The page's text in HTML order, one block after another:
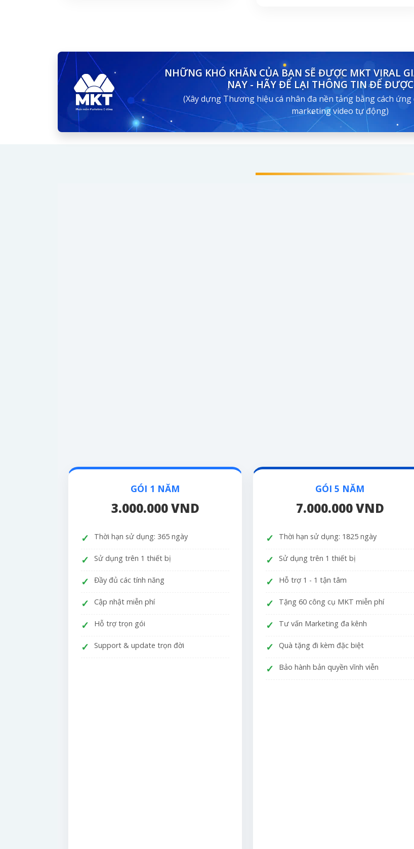
NHỮNG KHÓ KHĂN CỦA BẠN SẼ ĐƯỢC MKT VIRAL
NAY - HÃY ĐỂ LẠI THÔNG TIN ĐỂ
(Xây dựng Thương hiệu cá nhân đa nền tảng bằng cách
marketing video tự động)
GÓI 1 NĂM
3.000.000 VND
Thời hạn sử dụng: 365 ngày
Sử dụng trên 1 thiết bị
Đầy đủ các tính năng
Cập nhật miễn phí
Hỗ trợ trọn gói
Support & update trọn đời
GÓI 5 NĂM
7.000.000 VND
Thời hạn sử dụng: 1825 ngày
Sử dụng trên 1 thiết bị
Hỗ trợ 1 - 1 tận tâm
Tặng 60 công cụ MKT miễn phí
Tư vấn Marketing đa kênh
Quà tặng đi kèm đặc biệt
Bảo hành bản quyền vĩnh viễn